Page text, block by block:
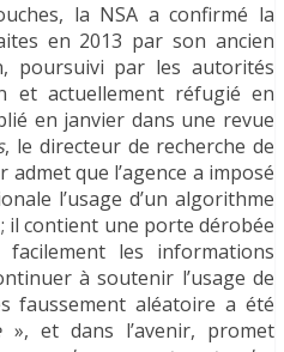
la NSA a confirmé la
en 2013 par son ancien
poursuivi par les autorités
et actuellement réfugié en
en janvier dans une revue
, le directeur de recherche de
que l’agence a imposé
l’usage d’un algorithme
il contient une porte dérobée
les informations
à soutenir l’usage de
faussement aléatoire a été
», et dans l’avenir, promet